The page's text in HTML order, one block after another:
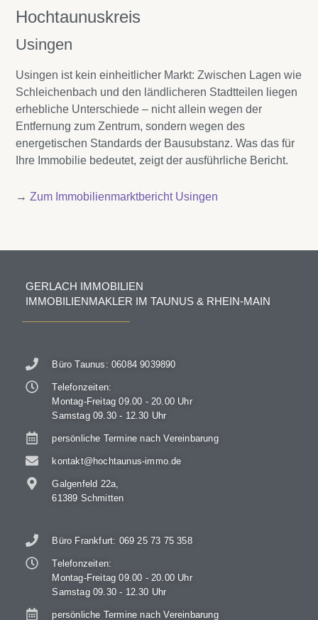
Hochtaunuskreis
Usingen
Usingen ist kein einheitlicher Markt: Zwischen Lagen wie
Schleichenbach und den ländlicheren Stadtteilen liegen
erhebliche Unterschiede – nicht allein wegen der
Entfernung zum Zentrum, sondern wegen des
energetischen Standards der Bausubstanz. Was das für
Ihre Immobilie bedeutet, zeigt der ausführliche Bericht.
→Zum Immobilienmarktbericht Usingen
GERLACH IMMOBILIEN
IMMOBILIENMAKLER IM TAUNUS & RHEIN-MAIN
Büro Taunus: 06084 9039890
Telefonzeiten:
Montag-Freitag 09.00 - 20.00 Uhr
Samstag 09.30 - 12.30 Uhr
persönliche Termine nach Vereinbarung
kontakt@hochtaunus-immo.de
Galgenfeld 22a,
61389 Schmitten
Büro Frankfurt: 069 25 73 75 358
Telefonzeiten:
Montag-Freitag 09.00 - 20.00 Uhr
Samstag 09.30 - 12.30 Uhr
persönliche Termine nach Vereinbarung